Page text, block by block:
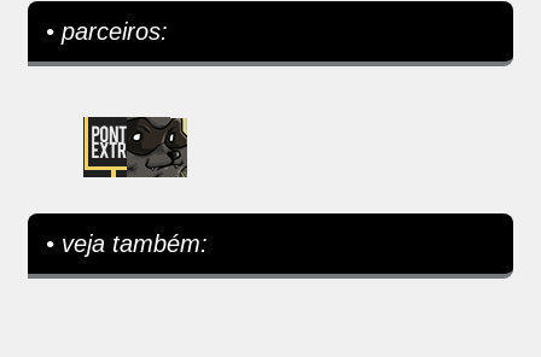
• parceiros:
• veja também: